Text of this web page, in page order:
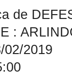
de
:
02/2019